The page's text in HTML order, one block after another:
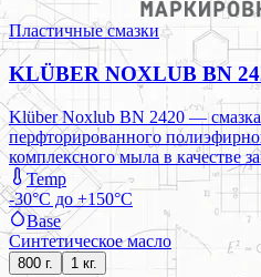
Пластичные смазки
KLÜBER NOXLUB BN
Klüber Noxlub BN 2420 —
перфторированного
комплексного мыла в качестве
Temp
-30°C до +150°C
Base
Синтетическое масло
800 г. 1 кг.